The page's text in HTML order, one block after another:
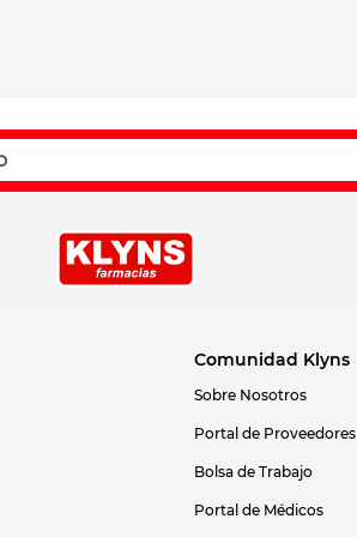
Comunidad Klyns
Sobre Nosotros
Portal de Proveedores
Bolsa de Trabajo
Portal de Médicos